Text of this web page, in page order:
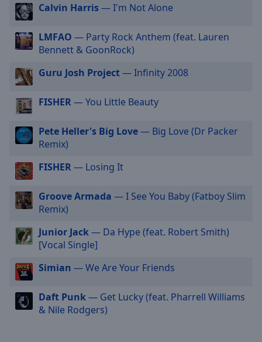
Beginning
dialog
window.
Escape
close
window.
Text
Color
Background
Color
Opacity
Radio Sunshine-Live - Summer Beats
Radio Sunshine-Live - Afterhour
Radio Sunshine-Live - Mix Mission
Radio Sunshine-Vocal & Classic House
Radio Sunshine-Eurodance
Radio Sunshine-Female Power
Radio Sunshine-Focus
Radio Sunshine-Future Bass
Radio Sunshine-Melodic Techno
Radio Sunshine-Relax
Radio Sunshine-Peaceful Beats
Radio Sunshine-Live - Melodic Beats
Calvin Harris— I'm Not Alone
LMFAO — Party Rock Anthem (feat. Lauren
Bennett & GoonRock)
Guru Josh Project— Infinity 2008
FISHER— You Little Beauty
Pete Heller's Big Love— Big Love (Dr Packer
Remix)
FISHER— Losing It
Groove Armada — I See You Baby (Fatboy Slim
Remix)
Junior Jack— Da Hype (feat. Robert Smith)
[Vocal Single]
Simian — We Are Your Friends
Daft Punk— Get Lucky (feat. Pharrell Williams
& Nile Rodgers)